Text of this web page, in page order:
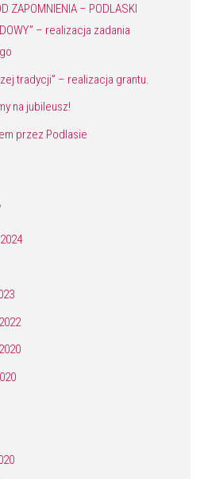
ZAPOMNIENIA – PODLASKI
– realizacja zadania
tradycji” – realizacja grantu.
na jubileusz!
przez Podlasie